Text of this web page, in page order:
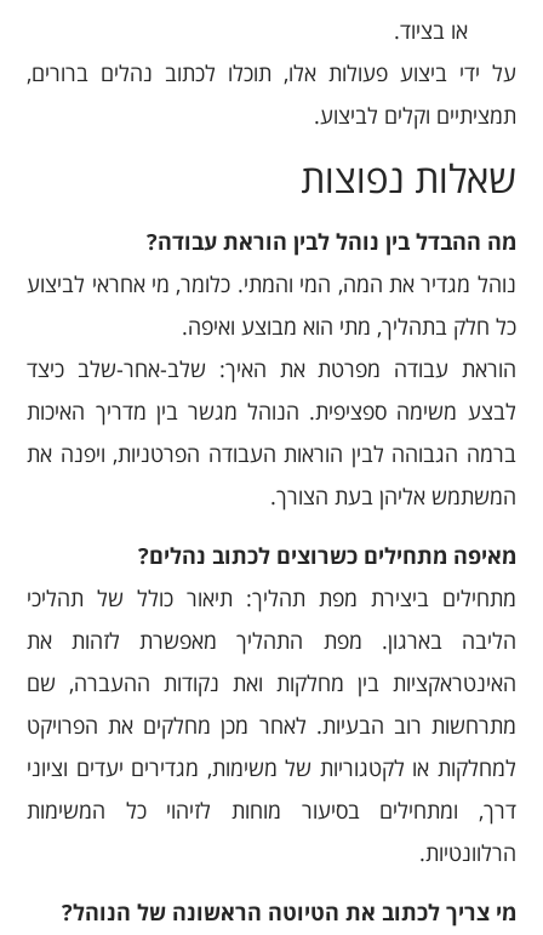
או בציוד.
על ידי ביצוע פעולות אלו, תוכלו לכתוב נהלים ברורים,
תמציתיים וקלים לביצוע.
שאלות נפוצות
מה ההבדל בין נוהל לבין הוראת עבודה?
נוהל מגדיר את המה, המי והמתי. כלומר, מי אחראי לביצוע
כל חלק בתהליך, מתי הוא מבוצע ואיפה.
הוראת עבודה מפרטת את האיך: שלב-אחר-שלב כיצד
לבצע משימה ספציפית. הנוהל מגשר בין מדריך האיכות
ברמה הגבוהה לבין הוראות העבודה הפרטניות, ויפנה את
המשתמש אליהן בעת הצורך.
מאיפה מתחילים כשרוצים לכתוב נהלים?
מתחילים ביצירת מפת תהליך: תיאור כולל של תהליכי
הליבה בארגון. מפת התהליך מאפשרת לזהות את
האינטראקציות בין מחלקות ואת נקודות ההעברה, שם
מתרחשות רוב הבעיות. לאחר מכן מחלקים את הפרויקט
למחלקות או לקטגוריות של משימות, מגדירים יעדים וציוני
דרך, ומתחילים בסיעור מוחות לזיהוי כל המשימות
הרלוונטיות.
מי צריך לכתוב את הטיוטה הראשונה של הנוהל?